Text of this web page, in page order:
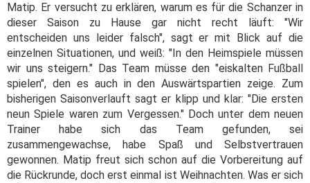
Matip. Er versucht zu erklären, warum es für die Schanzer in
dieser Saison zu Hause gar nicht recht läuft: "Wir
entscheiden uns leider falsch", sagt er mit Blick auf die
einzelnen Situationen, und weiß: "In den Heimspiele müssen
wir uns steigern." Das Team müsse den "eiskalten Fußball
spielen", den es auch in den Auswärtspartien zeige. Zum
bisherigen Saisonverlauft sagt er klipp und klar: "Die ersten
neun Spiele waren zum Vergessen." Doch unter dem neuen
Trainer habe sich das Team gefunden, sei
zusammengewachse, habe Spaß und Selbstvertrauen
gewonnen. Matip freut sich schon auf die Vorbereitung auf
die Rückrunde, doch erst einmal ist Weihnachten. Was er sich